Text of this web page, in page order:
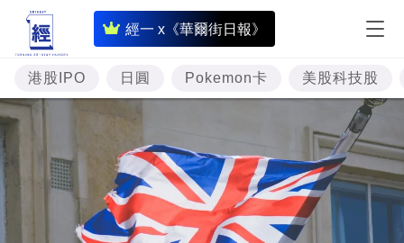
經一 x《華爾街日報》
即
時
財
經
題
投
資
港股IPO 日圓 Pokemon卡 美股科技股